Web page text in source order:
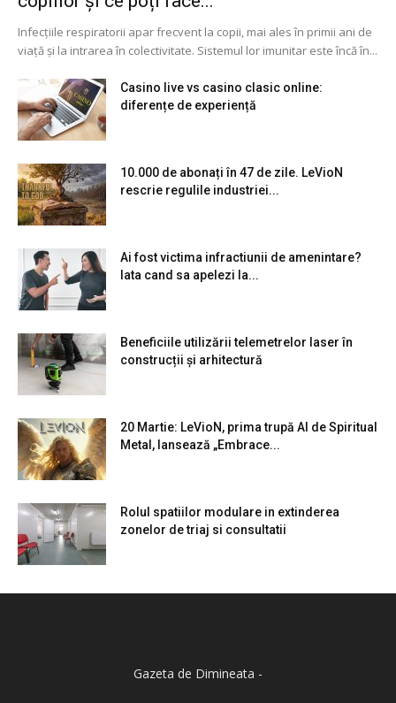
Infecțiile respiratorii apar frecvent la copii, mai ales în primii ani de
viață și la intrarea în colectivitate. Sistemul lor imunitar este încă în...
Casino live vs casino clasic online:
diferențe de experiență
10.000 de abonați în 47 de zile. LeVioN
rescrie regulile industriei...
Ai fost victima infractiunii de amenintare?
Iata cand sa apelezi la...
Beneficiile utilizării telemetrelor laser în
construcții și arhitectură
20 Martie: LeVioN, prima trupă AI de Spiritual
Metal, lansează „Embrace...
Rolul spatiilor modulare in extinderea
zonelor de triaj si consultatii
Gazeta de Dimineata -